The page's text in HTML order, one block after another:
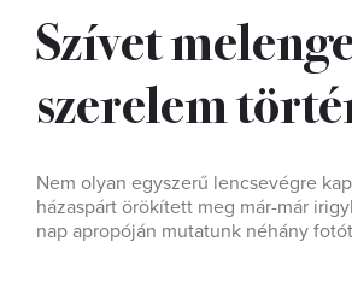
Szívet
szerelem
Nem olyan egyszerű lencsevégre
házaspárt örökített meg már-már
nap apropóján mutatunk néhány